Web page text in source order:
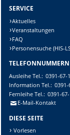
SERVICE
Aktuelles
Veranstaltungen
FAQ
Personensuche (HIS-
TELEFONNUMMERN
AusleiheTel.: 0391-67-
Information Tel.: 0391-
FernleiheTel.: 0391-
E-Mail-Kontakt
DIESE SEITE
Vorlesen